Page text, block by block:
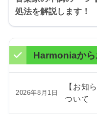
処法を解説します！
Harmoniaから
2026年8月1日
【お知
ついて